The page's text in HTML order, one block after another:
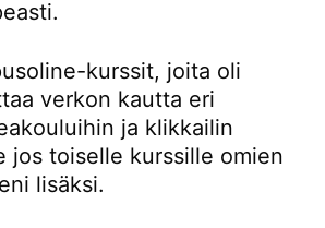
kurssit, joita oli
verkon kautta eri
ja klikkailin
jos toiselle kurssille omien
lisäksi.